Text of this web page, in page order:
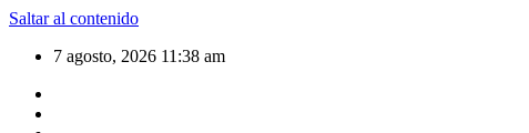
Saltar al contenido
7 agosto, 2026 11:38 am